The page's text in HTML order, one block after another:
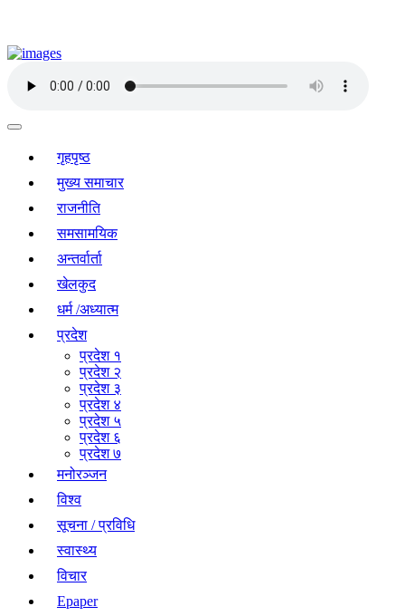
गृहपृष्ठ
मुख्य समाचार
राजनीति
समसामयिक
अन्तर्वार्ता
खेलकुद
धर्म /अध्यात्म
प्रदेश
प्रदेश १
प्रदेश २
प्रदेश ३
प्रदेश ४
प्रदेश ५
प्रदेश ६
प्रदेश ७
मनोरञ्जन
विश्व
सूचना / प्रविधि
स्वास्थ्य
विचार
Epaper